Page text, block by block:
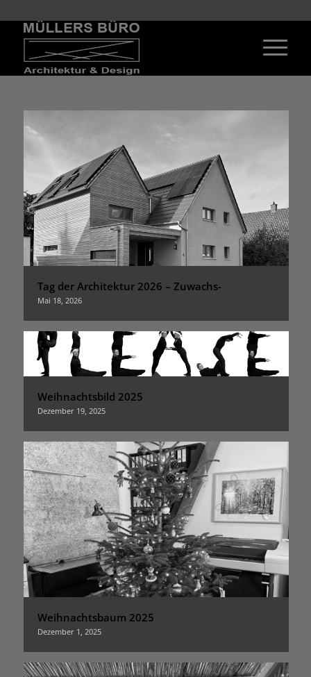
Tag der Architektur 2026 – Zuwachs-
Mai 18, 2026
Weihnachtsbild 2025
Dezember 19, 2025
Weihnachtsbaum 2025
Dezember 1, 2025